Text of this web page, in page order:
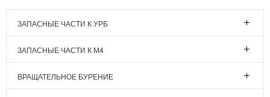
ЗАПАСНЫЕ ЧАСТИ К УРБ
ЗАПАСНЫЕ ЧАСТИ К М4
ВРАЩАТЕЛЬНОЕ БУРЕНИЕ